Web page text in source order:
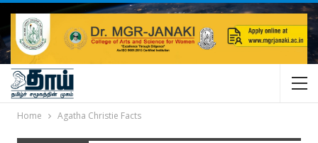
Home Agatha Christie Facts